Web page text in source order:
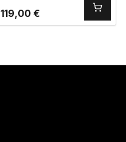
119,00 €